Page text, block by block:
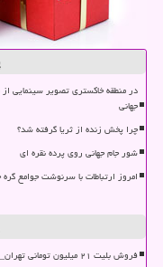
در منطقه خاکستری تصویر سینمایی
جهانی
چرا پخش زنده از ثریا گرفته شد؟
شور جام جهانی روی پرده نقره ای
امروز ارتباطات با سرنوشت جوامع
فروش بلیت ۲۱ میلیون تومانی تهران_اصفهان رد شد